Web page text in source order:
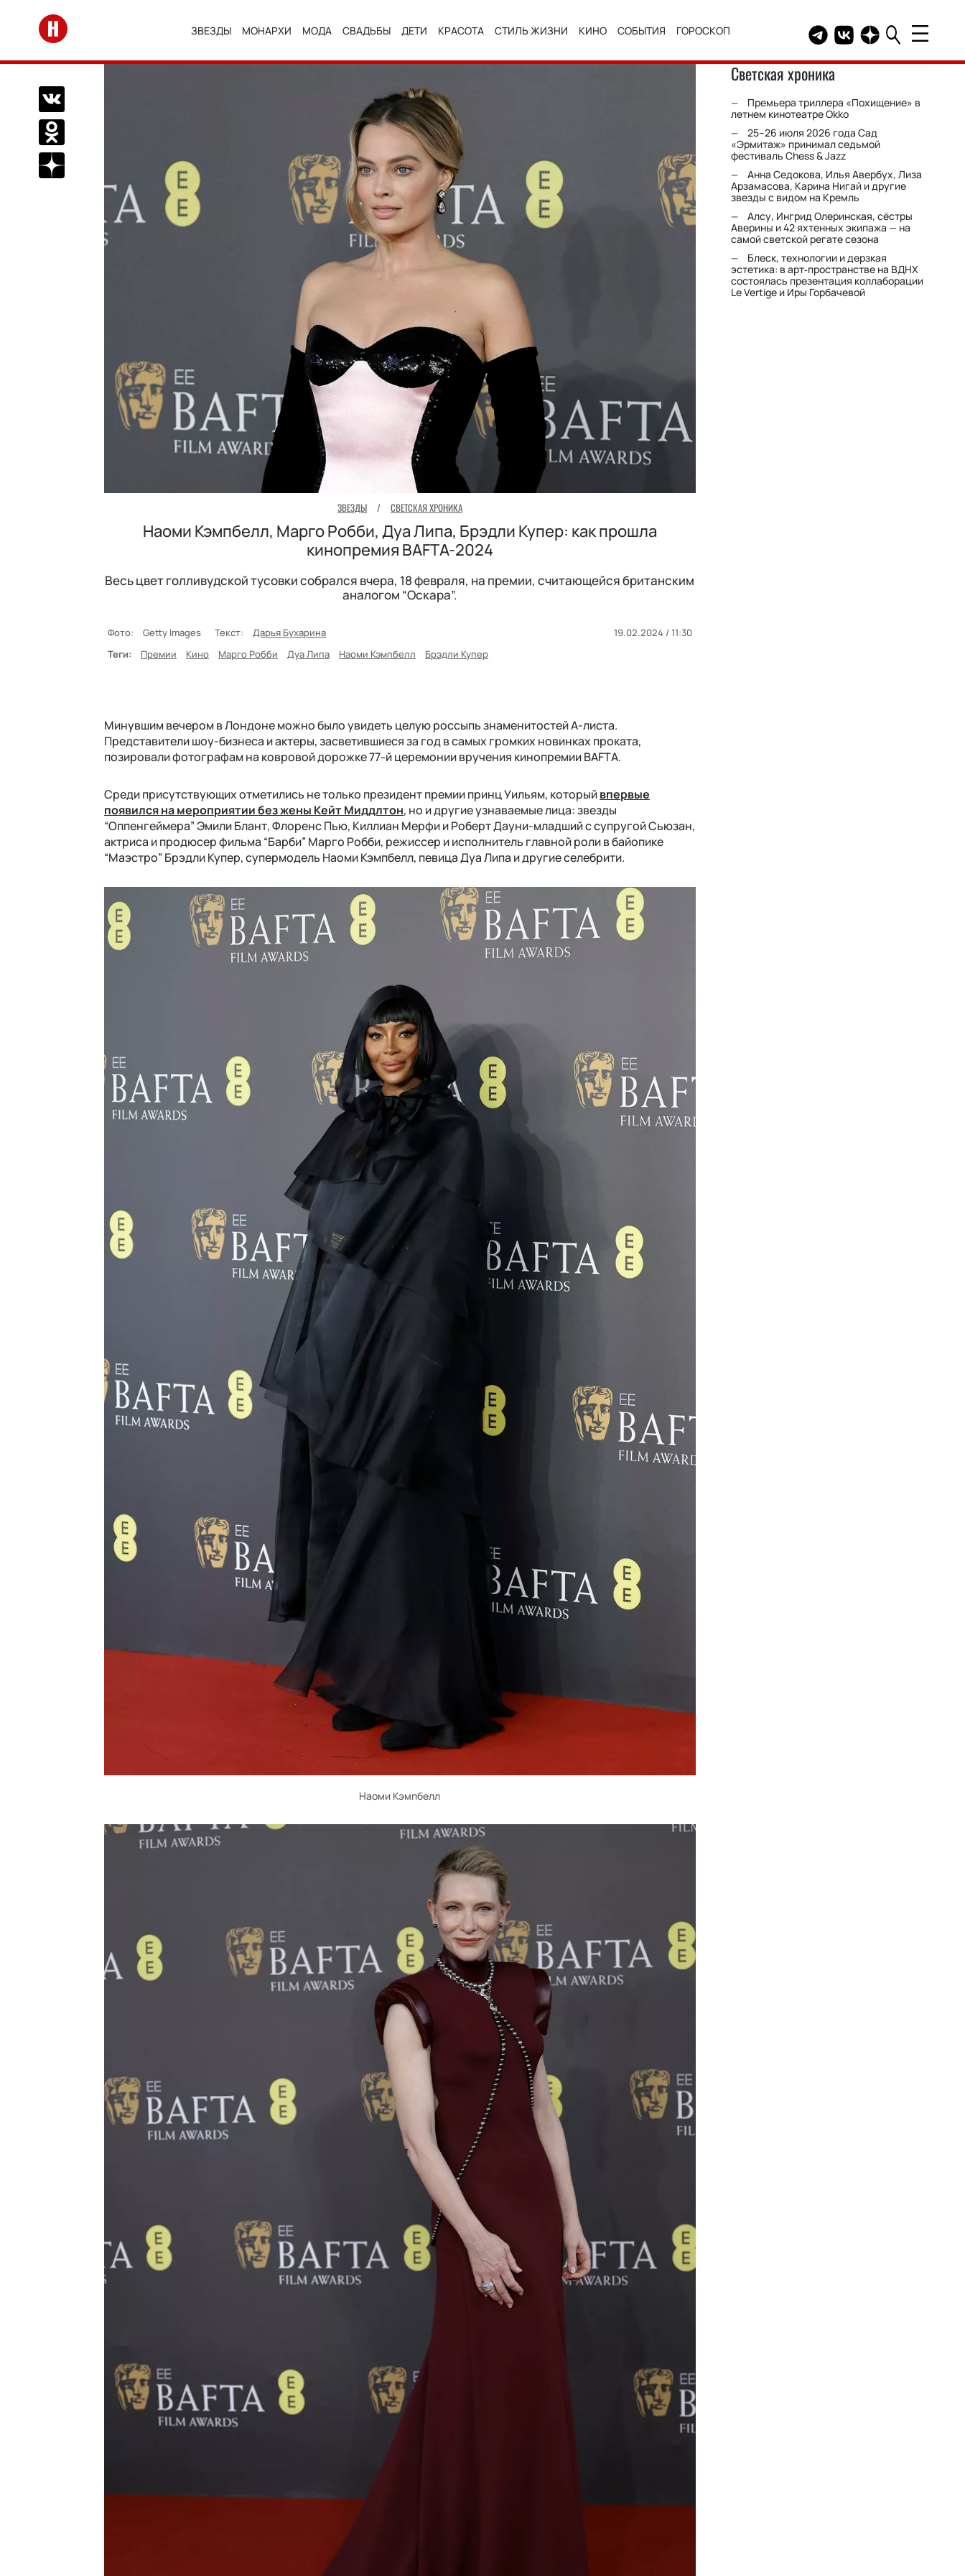
Перейти на главную
ЗВЕЗДЫ МОНАРХИ МОДА СВАДЬБЫ ДЕТИ КРАСОТА СТИЛЬ ЖИЗНИ КИНО СОБЫТИЯ ГОРОСКОП Telegram канал HELLO
Группа HELLO
Канал HELLO в
Поделиться Вконтакте
Поделиться в Одноклассниках
Подписаться на нас в Дзен
ЗВЕЗДЫ / СВЕТСКАЯ ХРОНИКА
Наоми Кэмпбелл, Марго Робби, Дуа Липа, Брэдли Купер: как прошла
кинопремия BAFTA-2024
Весь цвет голливудской тусовки собрался вчера, 18 февраля, на премии, считающейся британским
аналогом “Оскара”.
Фото: Getty Images Текст: Дарья Бухарина
19.02.2024 / 11:30
Теги:
Премии Кино Марго Робби Дуа Липа Наоми Кэмпбелл Брэдли Купер
Минувшим вечером в Лондоне можно было увидеть целую россыпь знаменитостей А-листа.
Представители шоу-бизнеса и актеры, засветившиеся за год в самых громких новинках проката,
позировали фотографам на ковровой дорожке 77-й церемонии вручения кинопремии BAFTA.
Среди присутствующих отметились не только президент премии принц Уильям, которыйвпервые
появился на мероприятии без жены Кейт Миддлтон, но и другие узнаваемые лица: звезды
“Оппенгеймера” Эмили Блант, Флоренс Пью, Киллиан Мерфи и Роберт Дауни-младший с супругой Сьюзан,
актриса и продюсер фильма “Барби” Марго Робби, режиссер и исполнитель главной роли в байопике
“Маэстро” Брэдли Купер, супермодель Наоми Кэмпбелл, певица Дуа Липа и другие селебрити.
Наоми Кэмпбелл
Светская хроника
Премьера триллера «Похищение» в
летнем кинотеатре Okko
25–26 июля 2026 года Сад
«Эрмитаж» принимал седьмой
фестиваль Chess & Jazz
Анна Седокова, Илья Авербух, Лиза
Арзамасова, Карина Нигай и другие
звезды с видом на Кремль
Алсу, Ингрид Олеринская, сёстры
Аверины и 42 яхтенных экипажа — на
самой светской регате сезона
Блеск, технологии и дерзкая
эстетика: в арт‑пространстве на ВДНХ
состоялась презентация коллаборации
Le Vertige и Иры Горбачевой